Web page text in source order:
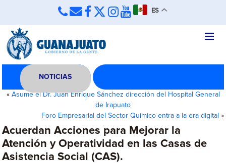
ES
NOTICIAS
« Asume el Dr. Juan Enrique Sánchez dirección del Hospital General
de Irapuato
Foro Empresarial del Sector Químico entra a la era digital »
Acuerdan Acciones para Mejorar la
Atención y Operatividad en las Casas de
Asistencia Social (CAS).